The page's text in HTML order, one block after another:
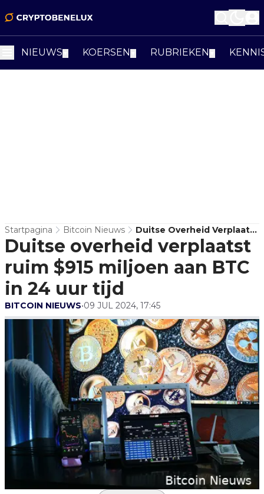
NIEUWS KOERSEN RUBRIEKEN
Startpagina Bitcoin Nieuws
Duitse Overheid Verplaatst
Ruim $915 Miljoen Aan BTC
In 24 Uur Tijd
Duitse overheid verplaatst
ruim $915 miljoen aan BTC
in 24 uur tijd
BITCOIN NIEUWS•09 JUL 2024, 17:45